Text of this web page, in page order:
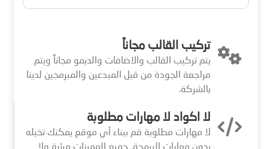
تركيب القالب مجاناً
يتم تركيب القالب والاضافات والديمو مجاناً ويتم
مراجعة الجودة من قبل المبدعين والمبرمجين لدينا
بالشركة.
لا اكواد لا مهارات مطلوبة
لا مهارات مطلوبة قم ببناء أي موقع يمكنك تخيله
بدون مهارات البرمجة. جميع المميزات مرئية ولا